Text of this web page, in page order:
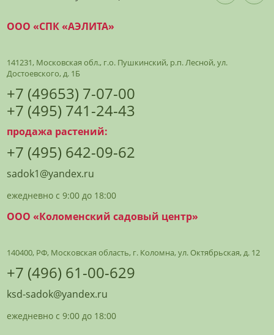
ООО «СПК «АЭЛИТА»
141231, Московская обл., г.о. Пушкинский, р.п. Лесной, ул.
Достоевского, д. 1Б
+7 (49653) 7-07-00
+7 (495) 741-24-43
продажа растений:
+7 (495) 642-09-62
sadok1@yandex.ru
ежедневно с 9:00 до 18:00
ООО «Коломенский садовый центр»
140400, РФ, Московская область, г. Коломна, ул. Октябрьская, д. 12
+7 (496) 61-00-629
ksd-sadok@yandex.ru
ежедневно с 9:00 до 18:00